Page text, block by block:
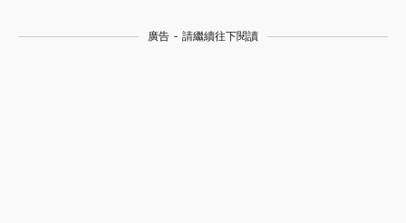
廣告 - 請繼續往下閱讀